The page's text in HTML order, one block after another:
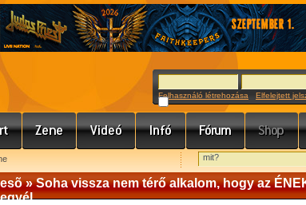
Felhasználó létrehozása Elfelejtett
» Soha vissza nem térő alkalom, hogy az